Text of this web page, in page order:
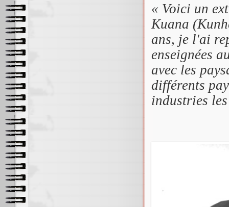
« Voici un
Kuana
ans, je l'ai
enseignées
avec les
différents
industries